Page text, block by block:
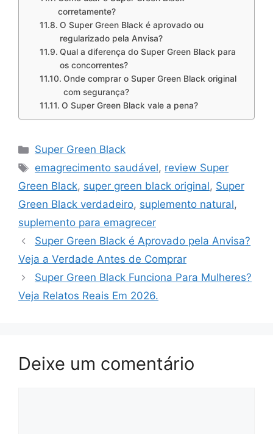
corretamente?
O Super Green Black é aprovado ou
regularizado pela Anvisa?
Qual a diferença do Super Green Black para
os concorrentes?
Onde comprar o Super Green Black original
com segurança?
O Super Green Black vale a pena?
Categorias
Super Green Black
Tags
emagrecimento saudável, review Super
Green Black, super green black original, Super
Green Black verdadeiro, suplemento natural,
suplemento para emagrecer
Super Green Black é Aprovado pela Anvisa?
Veja a Verdade Antes de Comprar
Super Green Black Funciona Para Mulheres?
Veja Relatos Reais Em 2026.
Deixe um comentário